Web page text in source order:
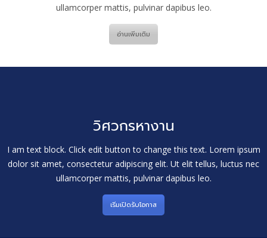
ullamcorper mattis, pulvinar dapibus leo.
อ่านเพิ่มเติม
วิศวกรหางาน
I am text block. Click edit button to change this text. Lorem ipsum
dolor sit amet, consectetur adipiscing elit. Ut elit tellus, luctus nec
ullamcorper mattis, pulvinar dapibus leo.
เริ่มเปิดรับโอกาส